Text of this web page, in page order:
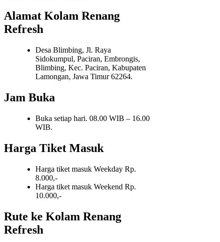
Alamat Kolam Renang
Refresh
Desa Blimbing, Jl. Raya
Sidokumpul, Paciran, Embrongis,
Blimbing, Kec. Paciran, Kabupaten
Lamongan, Jawa Timur 62264.
Jam Buka
Buka setiap hari. 08.00 WIB – 16.00
WIB.
Harga Tiket Masuk
Harga tiket masuk Weekday Rp.
8.000,-
Harga tiket masuk Weekend Rp.
10.000,-
Rute ke Kolam Renang
Refresh